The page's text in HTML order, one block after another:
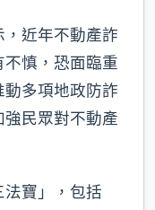
近年不動產詐
慎，恐面臨重
多項地政防詐
民眾對不動產
法寶」，包括